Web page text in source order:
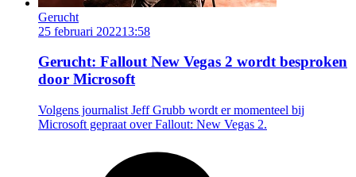
Gerucht
25 februari 202213:58
Gerucht: Fallout New Vegas 2 wordt besproken
door Microsoft
Volgens journalist Jeff Grubb wordt er momenteel bij
Microsoft gepraat over Fallout: New Vegas 2.